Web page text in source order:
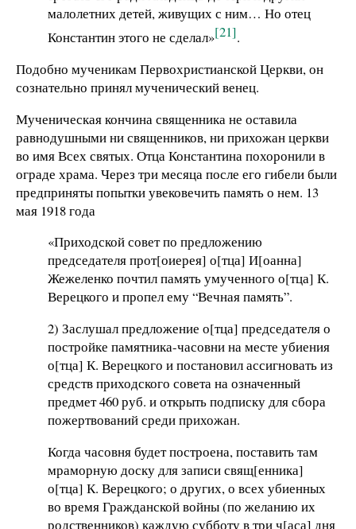
малолетних детей, живущих с ним… Но отец
Константин этого не сделал»[21].
Подобно мученикам Первохристианской Церкви, он
сознательно принял мученический венец.
Мученическая кончина священника не оставила
равнодушными ни священников, ни прихожан церкви
во имя Всех святых. Отца Константина похоронили в
ограде храма. Через три месяца после его гибели были
предприняты попытки увековечить память о нем. 13
мая 1918 года
«Приходской совет по предложению
председателя прот[оиерея] о[тца] И[оанна]
Жежеленко почтил память умученного о[тца] К.
Верецкого и пропел ему “Вечная память”.
2) Заслушал предложение о[тца] председателя о
постройке памятника-часовни на месте убиения
о[тца] К. Верецкого и постановил ассигновать из
средств приходского совета на означенный
предмет 460 руб. и открыть подписку для сбора
пожертвований среди прихожан.
Когда часовня будет построена, поставить там
мраморную доску для записи свящ[енника]
о[тца] К. Верецкого; о других, о всех убиенных
во время Гражданской войны (по желанию их
родственников) каждую субботу в три ч[аса] дня